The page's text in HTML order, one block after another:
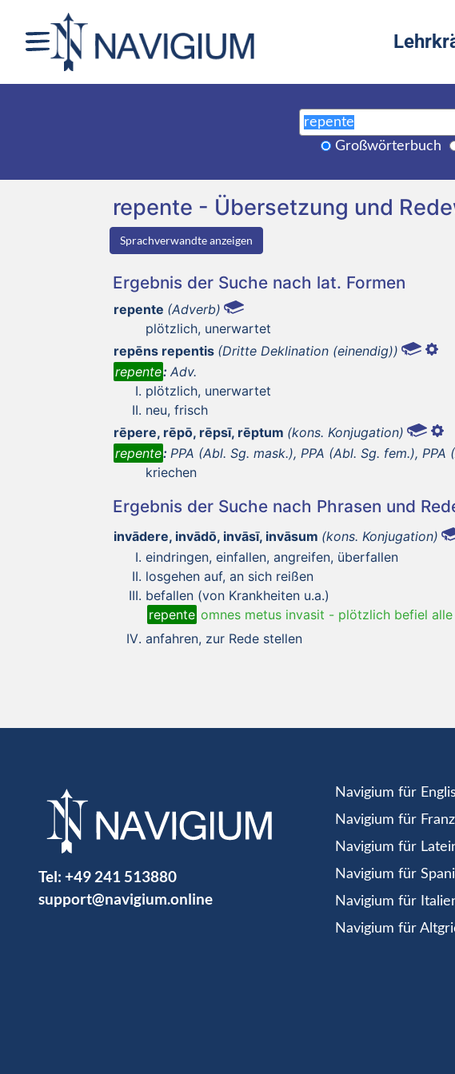
Großwörterbuch
repente - Übersetzung und
Sprachverwandte anzeigen
Ergebnis der Suche nach lat. Formen
repente (Adverb)
plötzlich, unerwartet
repēns repentis (Dritte Deklination (einendig))
repente: Adv.
plötzlich, unerwartet
neu, frisch
rēpere, rēpō, rēpsī, rēptum (kons. Konjugation)
repente: PPA (Abl. Sg. mask.), PPA (Abl. Sg. fem.), PPA
kriechen
Ergebnis der Suche nach Phrasen und
invādere, invādō, invāsī, invāsum (kons. Konjugation)
eindringen, einfallen, angreifen, überfallen
losgehen auf, an sich reißen
befallen (von Krankheiten u.a.)
repente omnes metus invasit - plötzlich befiel alle
anfahren, zur Rede stellen
Tel: +49 241 513880
support@navigium.online
Navigium für
Navigium für
Navigium für
Navigium für
Navigium für
Navigium für